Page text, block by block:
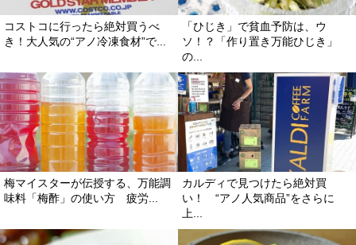
コストコに行ったら絶対買うべ
き！大人気の“アノ冷凍食材”で...
「ひじき」で貧血予防は、ウ
ソ！？「作り置き万能ひじき」
の...
梅マイスターが伝授する、万能調
味料「梅酢」の使い方 疲労...
カルディで見つけたら絶対買
い！ “アノ人気商品”をさらに
上...